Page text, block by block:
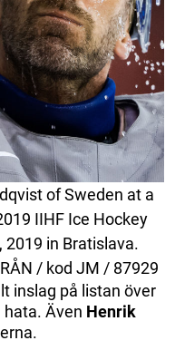
of Sweden at a
IIHF Ice Hockey
2019 in Bratislava.
/ kod JM / 87929
inslag på listan över
hata. Även Henrik